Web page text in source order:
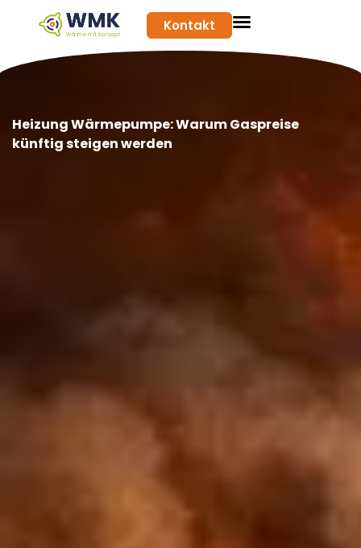
Kontakt
Heizung Wärmepumpe: Warum Gaspreise
künftig steigen werden